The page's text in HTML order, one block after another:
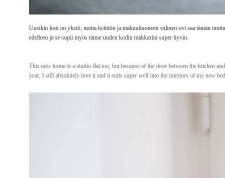
Uusikin koti on yksiö, mutta keittiön ja makuuhuoneen välinen ovi saa tämän
edelleen ja se sopii myös tänne uuden kodin makkariin super hyvin.
This new home is a studio flat too, but because of the door between the kitchen
year, I still absolutely love it and it suits super well into the interiors of my new